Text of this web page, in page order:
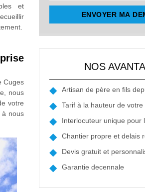
et
Cuges
nous
votre
à nous
NOS
Artisan de père en fils
Tarif à la hauteur de votre
Interlocuteur unique pour
Chantier propre et delais
Devis gratuit et
Garantie decennale